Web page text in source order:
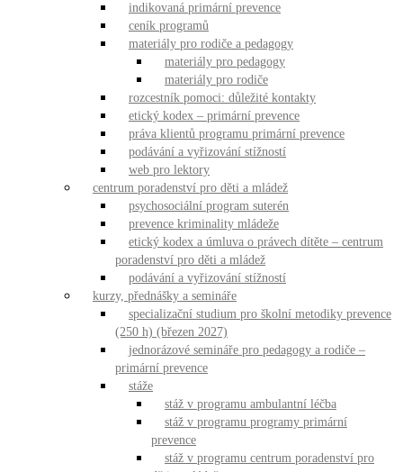
indikovaná primární prevence
ceník programů
materiály pro rodiče a pedagogy
materiály pro pedagogy
materiály pro rodiče
rozcestník pomoci: důležité kontakty
etický kodex – primární prevence
práva klientů programu primární prevence
podávání a vyřizování stížností
web pro lektory
centrum poradenství pro děti a mládež
psychosociální program suterén
prevence kriminality mládeže
etický kodex a úmluva o právech dítěte – centrum
poradenství pro děti a mládež
podávání a vyřizování stížností
kurzy, přednášky a semináře
specializační studium pro školní metodiky prevence
(250 h) (březen 2027)
jednorázové semináře pro pedagogy a rodiče –
primární prevence
stáže
stáž v programu ambulantní léčba
stáž v programu programy primární
prevence
stáž v programu centrum poradenství pro